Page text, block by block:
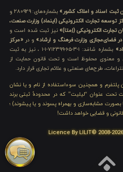
ثبت اسناد و املاک کشور»
بشماره‌های: ۲۸۰۹۲۹ و
توسعه تجارت الکترونیکی (اینماد) وزارت صنعت،
تجارت الکترونیکی (اِمتا)» نیز ثبت شده است و
فضای‌مجازی وزارت فرهنگ و ارشاد» و در«مرکز
بشماره شامَد: ۱-۳-۶۵-۷۱۲۳۹۹-۱-۱ ، نیز به ثبت
و معنوی محفوظ است و تحت قانون حمایت از
طرح‌های صنعتی و علائم تجاری قرار دارد.
پلتفرم و همچنین سوءاستفاده از نام و یا نشان
تحت عنوان “لیلیت” که در محدودهٔ ثبتی برند
بصورت مشابه‌سازی و بهمراه پسوند و یا پیشوند) ؛
و قضایی خواهد داشت!
Licence By LILIT© 2008-